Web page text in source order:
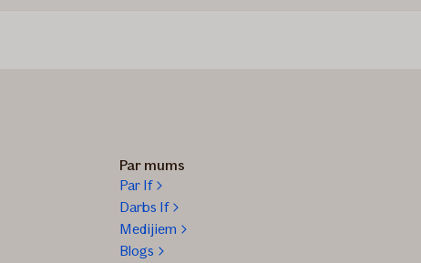
Par mums
Par If
Darbs If
Medijiem
Blogs